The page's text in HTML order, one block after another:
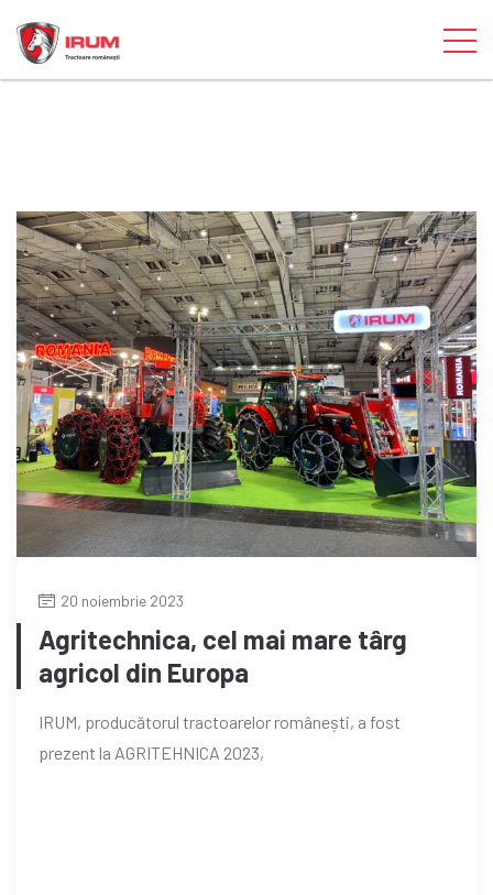
20 noiembrie 2023
Agritechnica, cel mai mare târg
agricol din Europa
IRUM, producătorul tractoarelor românești, a fost
prezent la AGRITEHNICA 2023,